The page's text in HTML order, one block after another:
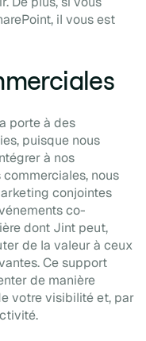
il vous est
porte à des
puisque nous
à nos
nous
conjointes
co-
dont Jint peut,
de la valeur à ceux
Ce support
de manière
votre visibilité et, par